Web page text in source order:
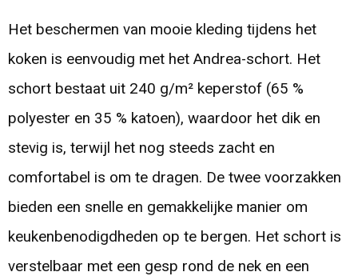
Het beschermen van mooie kleding tijdens het
koken is eenvoudig met het Andrea-schort. Het
schort bestaat uit 240 g/m² keperstof (65 %
polyester en 35 % katoen), waardoor het dik en
stevig is, terwijl het nog steeds zacht en
comfortabel is om te dragen. De twee voorzakken
bieden een snelle en gemakkelijke manier om
keukenbenodigdheden op te bergen. Het schort is
verstelbaar met een gesp rond de nek en een